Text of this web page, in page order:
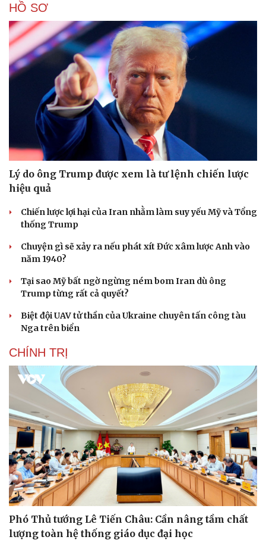
HỒ SƠ
Lý do ông Trump được xem là tư lệnh chiến lược
hiệu quả
Chiến lược lợi hại của Iran nhằm làm suy yếu Mỹ và Tổng
thống Trump
Chuyện gì sẽ xảy ra nếu phát xít Đức xâm lược Anh vào
năm 1940?
Tại sao Mỹ bất ngờ ngừng ném bom Iran dù ông
Trump từng rất cả quyết?
Biệt đội UAV tử thần của Ukraine chuyên tấn công tàu
Nga trên biển
CHÍNH TRỊ
Phó Thủ tướng Lê Tiến Châu: Cần nâng tầm chất
lượng toàn hệ thống giáo dục đại học